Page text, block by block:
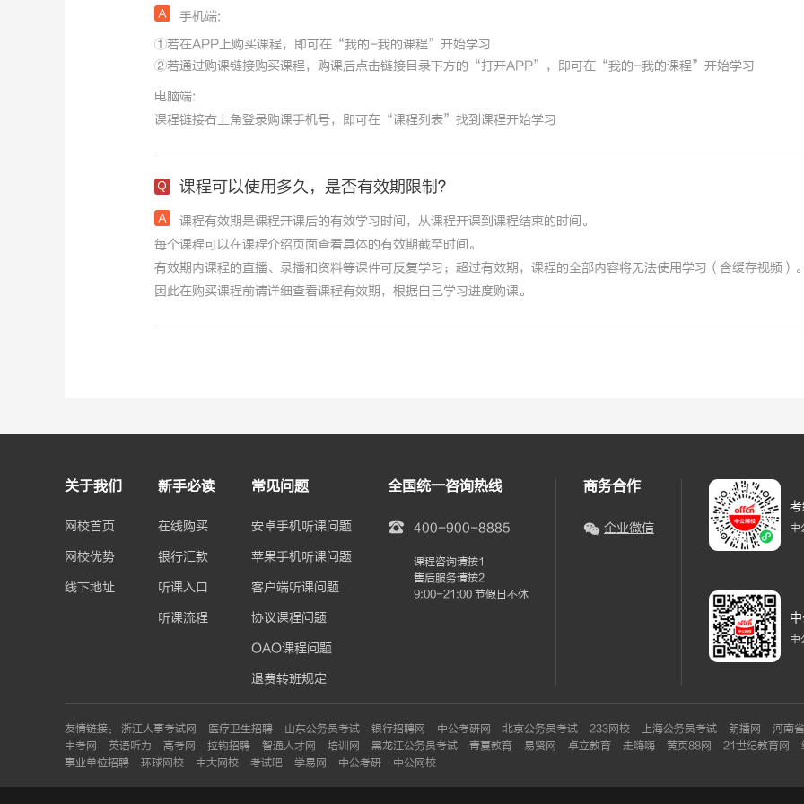
手机端:
①若在APP上购买课程，即可在“我的-我的课程”开始学习
②若通过购课链接购买课程，购课后点击链接目录下方的“打开APP”，即可在“我的-我的课程”开始学习
电脑端:
课程链接右上角登录购课手机号，即可在“课程列表”找到课程开始学习
课程可以使用多久，是否有效期限制？
课程有效期是课程开课后的有效学习时间，从课程开课到课程结束的时间。
每个课程可以在课程介绍页面查看具体的有效期截至时间。
有效期内课程的直播、录播和资料等课件可反复学习；超过有效期，课程的全部内容将无法使用学习（含缓存视频）
因此在购买课程前请详细查看课程有效期，根据自己学习进度购课。
关于我们
网校首页
网校优势
线下地址
新手必读
在线购买
银行汇款
听课入口
听课流程
常见问题
安卓手机听课问题
苹果手机听课问题
客户端听课问题
协议课程问题
OAO课程问题
退费转班规定
全国统一咨询热线
400-900-8885
课程咨询请按1
售后服务请按2
9:00-21:00 节假日不休
商务合作
企业微信 中
中
友情链接： 浙江人事考试网 医疗卫生招聘 山东公务员考试 银行招聘网 中公考研网 北京公务员考试 233网校 上海公务员考试 朗播网
河南
中考网
英语听力 高考网 拉钩招聘 智通人才网 培训网 黑龙江公务员考试 青夏教育 易贤网 卓立教育 走嗨嗨 黄页88网 21世纪教育网
事业单位招聘
环球网校 中大网校 考试吧 学易网 中公考研 中公网校